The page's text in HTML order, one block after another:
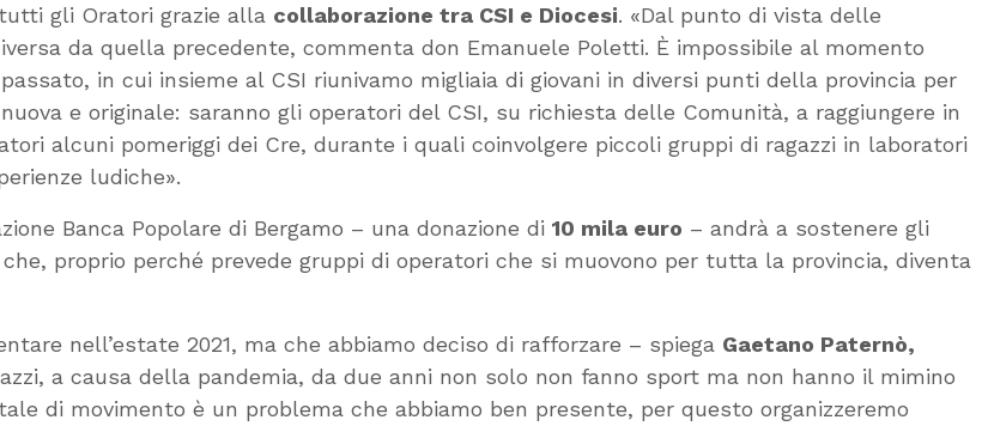
gli Oratori grazie alla collaborazione tra CSI e Diocesi. «Dal punto di vista delle
da quella precedente, commenta don Emanuele Poletti. È impossibile al momento
in cui insieme al CSI riunivamo migliaia di giovani in diversi punti della provincia per
e originale: saranno gli operatori del CSI, su richiesta delle Comunità, a raggiungere in
alcuni pomeriggi dei Cre, durante i quali coinvolgere piccoli gruppi di ragazzi in laboratori
ludiche».
Banca Popolare di Bergamo – una donazione di 10 mila euro – andrà a sostenere gli
proprio perché prevede gruppi di operatori che si muovono per tutta la provincia, diventa
nell’estate 2021, ma che abbiamo deciso di rafforzare – spiega Gaetano Paternò,
a causa della pandemia, da due anni non solo non fanno sport ma non hanno il mimino
di movimento è un problema che abbiamo ben presente, per questo organizzeremo